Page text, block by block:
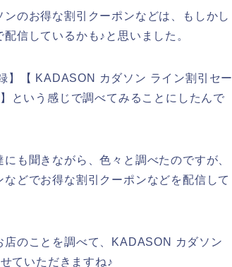
のお得な割引クーポンなどは、もしかし
信しているかも♪と思いました。
】【 KADASON カダソン ライン割引セー
という感じで調べてみることにしたんで
も聞きながら、色々と調べたのですが、
どでお得な割引クーポンなどを配信して
のことを調べて、KADASON カダソン
ていただきますね♪